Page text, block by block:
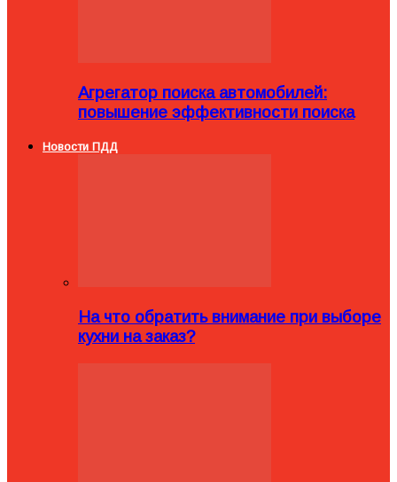
Агрегатор поиска автомобилей:
повышение эффективности поиска
Новости ПДД
На что обратить внимание при выборе
кухни на заказ?